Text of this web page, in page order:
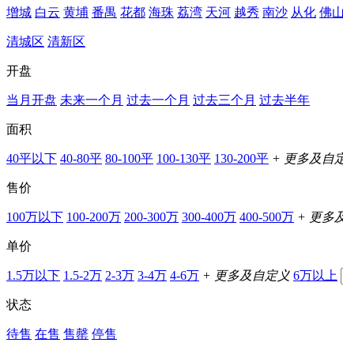
增城 白云 黄埔 番禺 花都 海珠 荔湾 天河 越秀 南沙 从化 佛
清城区 清新区
开盘
当月开盘 未来一个月 过去一个月 过去三个月 过去半年
面积
40平以下 40-80平 80-100平 100-130平 130-200平 + 更多及自
售价
100万以下 100-200万 200-300万 300-400万 400-500万 + 更多
单价
1.5万以下 1.5-2万 2-3万 3-4万 4-6万 + 更多及自定义 6万以上
状态
待售 在售 售罄 停售